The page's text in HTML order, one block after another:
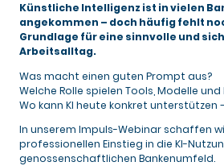
Künstliche Intelligenz ist in vielen
angekommen – doch häufig fehlt
Grundlage für eine sinnvolle und
Arbeitsalltag.
Was macht einen guten Prompt aus?
Welche Rolle spielen Tools, Modelle
Wo kann KI heute konkret unterstützen
In unserem Impuls-Webinar schaffen
professionellen Einstieg in die KI-
genossenschaftlichen Bankenumfeld.